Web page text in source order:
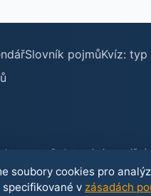
Slovník pojmůKvíz: typ
a nepředstavuje
zkušenosti a finanční
soubory cookies pro
v zásadách